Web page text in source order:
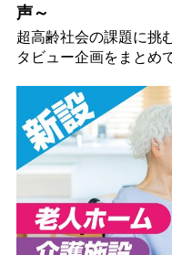
声～
超高齢社会の課題に挑
タビュー企画をまとめ